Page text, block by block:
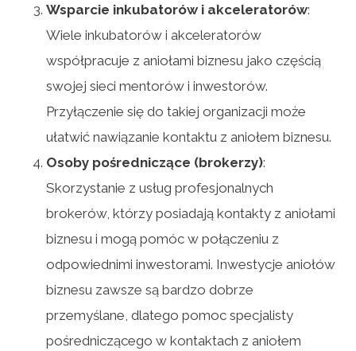
Wsparcie inkubatorów i akceleratorów:
Wiele inkubatorów i akceleratorów
współpracuje z aniołami biznesu jako częścią
swojej sieci mentorów i inwestorów.
Przyłączenie się do takiej organizacji może
ułatwić nawiązanie kontaktu z aniołem biznesu.
Osoby pośredniczące (brokerzy):
Skorzystanie z usług profesjonalnych
brokerów, którzy posiadają kontakty z aniołami
biznesu i mogą pomóc w połączeniu z
odpowiednimi inwestorami. Inwestycje aniołów
biznesu zawsze są bardzo dobrze
przemyślane, dlatego pomoc specjalisty
pośredniczącego w kontaktach z aniołem